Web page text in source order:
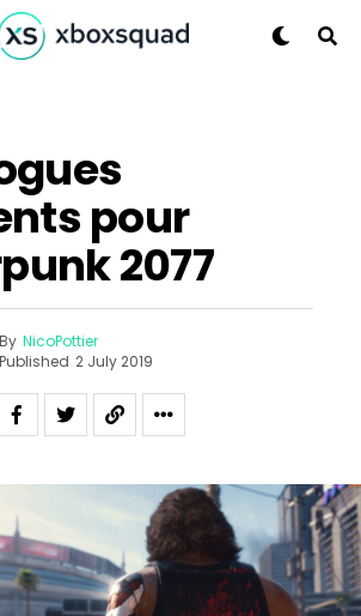
pour
2077
By NicoPottier
Published 2 July 2019
Flipboard
Whatsapp
Email